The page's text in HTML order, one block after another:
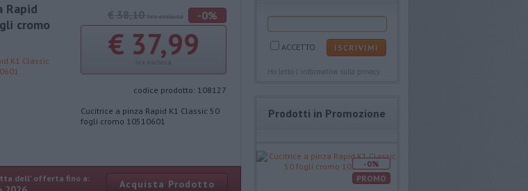
Rapid
cromo
-0%
€ 38,10iva esclusa
€ 37,99
codice prodotto: 108127
Cucitrice a pinza Rapid K1 Classic 50
fogli cromo 10510601
dell' offerta fino a: Acquista Prodotto
ACCETTO ISCRIVIMI
Ho letto l' informativa sulla privacy
Prodotti in Promozione
-0%
PROMO